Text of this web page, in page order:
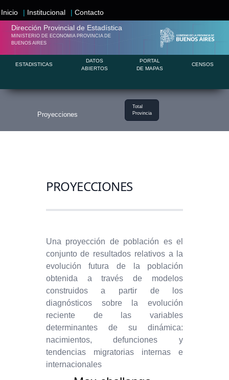
Inicio | Institucional | Contacto
Dirección Provincial de Estadística
MINISTERIO DE ECONOMIA PROVINCIA DE
BUENOS AIRES
ESTADISTICAS
DATOS
ABIERTOS
PORTAL
DE MAPAS
CENSOS
Proyecciones
Total
Provincia
PROYECCIONES
Una proyección de población es el
conjunto de resultados relativos a la
evolución futura de la población
obtenida a través de modelos
construidos a partir de los
diagnósticos sobre la evolución
reciente de las variables
determinantes de su dinámica:
nacimientos, defunciones y
tendencias migratorias internas e
internacionales